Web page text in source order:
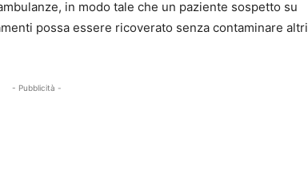
in modo tale che un paziente sospetto su
possa essere ricoverato senza contaminare altri
- Pubblicità -